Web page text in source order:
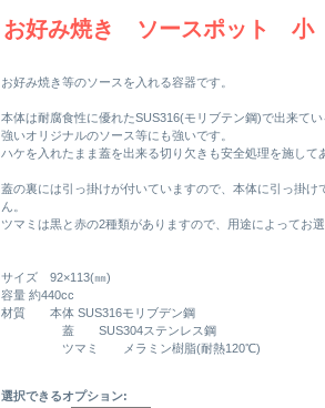
お好み焼き ソースポット 小
お好み焼き等のソースを入れる容器です。
本体は耐腐食性に優れたSUS316(モリブテン鋼)で出来て
強いオリジナルのソース等にも強いです。
ハケを入れたまま蓋を出来る切り欠きも安全処理を施して
蓋の裏には引っ掛けが付いていますので、本体に引っ掛け
ん。
ツマミは黒と赤の2種類がありますので、用途によってお選
サイズ 92×113(㎜)
容量 約440cc
材質 本体 SUS316モリブデン鋼
蓋 SUS304ステンレス鋼
ツマミ メラミン樹脂(耐熱120℃)
選択できるオプション: